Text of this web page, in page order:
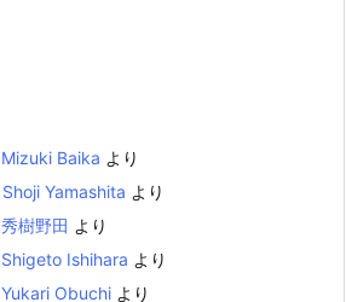
Mizuki Baika より
Shoji Yamashita より
秀樹野田 より
Shigeto Ishihara より
Yukari Obuchi より